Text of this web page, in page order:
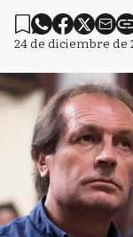
24 de diciembre de